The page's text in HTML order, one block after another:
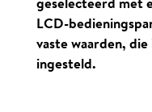
LCD-
vaste waarden,
ingesteld.